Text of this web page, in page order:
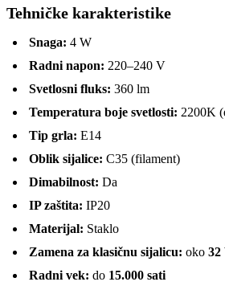
Tehničke karakteristike
Snaga: 4 W
Radni napon: 220–240 V
Svetlosni fluks: 360 lm
Temperatura boje svetlosti: 2200K
Tip grla: E14
Oblik sijalice: C35 (filament)
Dimabilnost: Da
IP zaštita: IP20
Materijal: Staklo
Zamena za klasičnu sijalicu: oko 32
Radni vek: do 15.000 sati